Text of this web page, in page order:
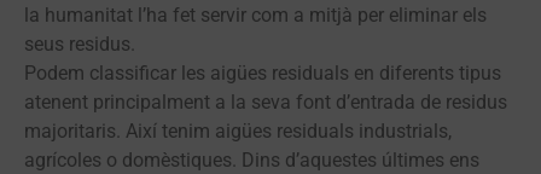
la humanitat l’ha fet servir com a mitjà per eliminar els
seus residus.
Podem classificar les aigües residuals en diferents tipus
atenent principalment a la seva font d’entrada de residus
majoritaris. Així tenim aigües residuals industrials,
agrícoles o domèstiques. Dins d’aquestes últimes ens